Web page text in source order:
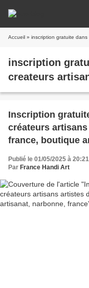
Accueil » inscription gratuite
inscription
createurs
Inscription
créateurs
france, boutique
france
Publié le 01/05/2025 à 20:21
Par France Handi Art